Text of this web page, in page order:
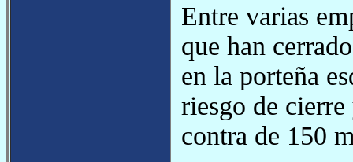
Entre varias
que han
en la porteña
riesgo de
contra de 150